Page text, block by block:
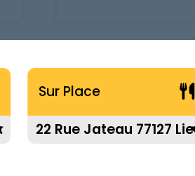
Sur Place